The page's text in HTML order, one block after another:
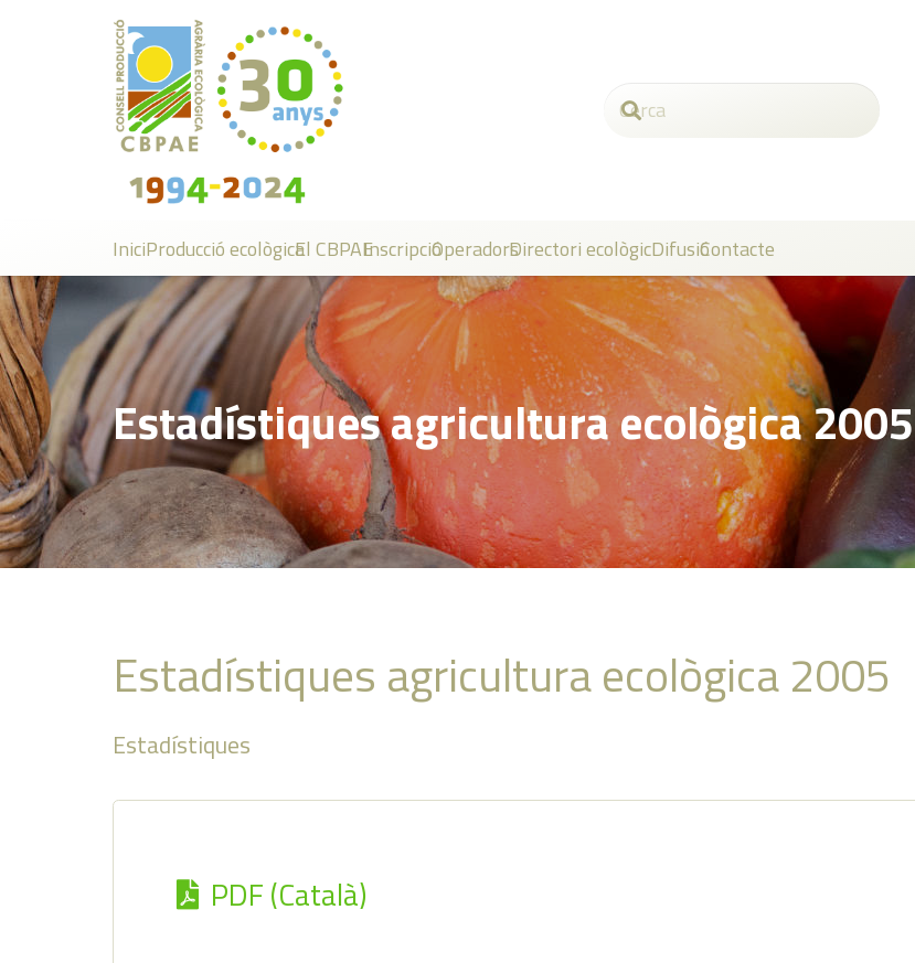
IniciProducció ecològicaEl CBPAEInscripcióOperadorsDirectori ecològicDifusióContacte
Estadístiques agricultura ecològica 2005
Estadístiques agricultura ecològica 2005
Estadístiques
PDF (Català)